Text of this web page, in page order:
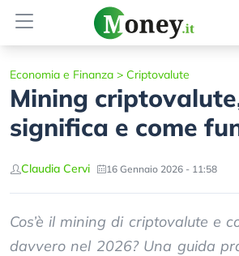
Economia e Finanza > Criptovalute
Mining
significa e come
Claudia Cervi 16 Gennaio 2026 - 11:58
Cos’è il mining di criptovalute e
davvero nel 2026? Una guida